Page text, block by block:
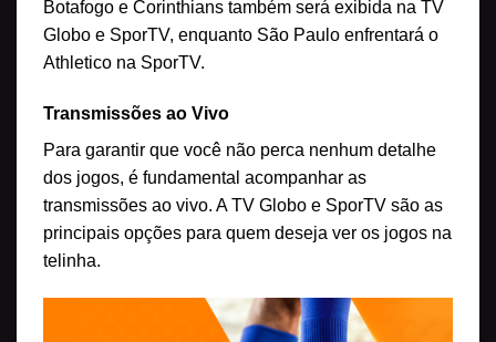
Botafogo e Corinthians também será exibida na TV
Globo e SporTV, enquanto São Paulo enfrentará o
Athletico na SporTV.
Transmissões ao Vivo
Para garantir que você não perca nenhum detalhe
dos jogos, é fundamental acompanhar as
transmissões ao vivo. A TV Globo e SporTV são as
principais opções para quem deseja ver os jogos na
telinha.